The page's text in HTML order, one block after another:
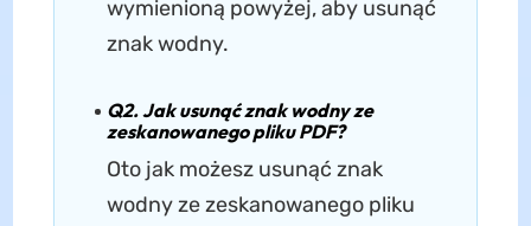
wymienioną powyżej, aby usunąć
znak wodny.
Q2. Jak usunąć znak wodny ze
zeskanowanego pliku PDF?
Oto jak możesz usunąć znak
wodny ze zeskanowanego pliku